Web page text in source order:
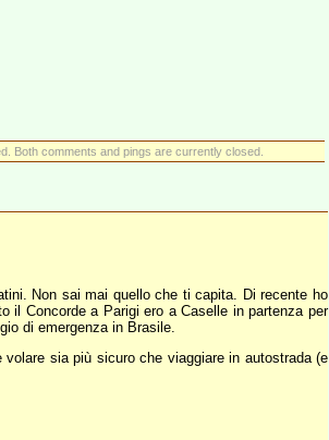
Both comments and pings are currently closed.
Non sai mai quello che ti capita. Di recente ho
il Concorde a Parigi ero a Caselle in partenza per
di emergenza in Brasile.
sia più sicuro che viaggiare in autostrada (e